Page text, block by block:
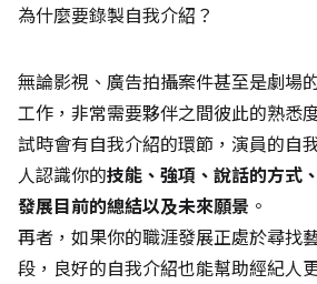
為什麼要錄製自我介紹？
無論影視、廣告拍攝案件甚至是劇場
工作，非常需要夥伴之間彼此的熟悉
試時會有自我介紹的環節，演員的自
人認識你的技能、強項、說話的方式
發展目前的總結以及未來願景 。
再者，如果你的職涯發展正處於尋找
段，良好的自我介紹也能幫助經紀人